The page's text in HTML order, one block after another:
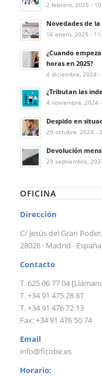
2 febrero, 2025 -
Novedades de
16 enero, 2025 -
¿Cuando
horas en 2025?
4 diciembre, 2024 -
¿Tributan las
4 noviembre, 2024
Despido en
29 octubre, 2024 -
Devolución
29 septiembre,
OFICINA
Dirección
C/ Jesús del Gran
28026 · Madrid · España
Contacto
T. 625 06 77 04
T. +34 91 475 28 87
T. +34 91 476 72 13
Fax: +34 91 476 50 74
Email
info@ficobe.es
Horario: